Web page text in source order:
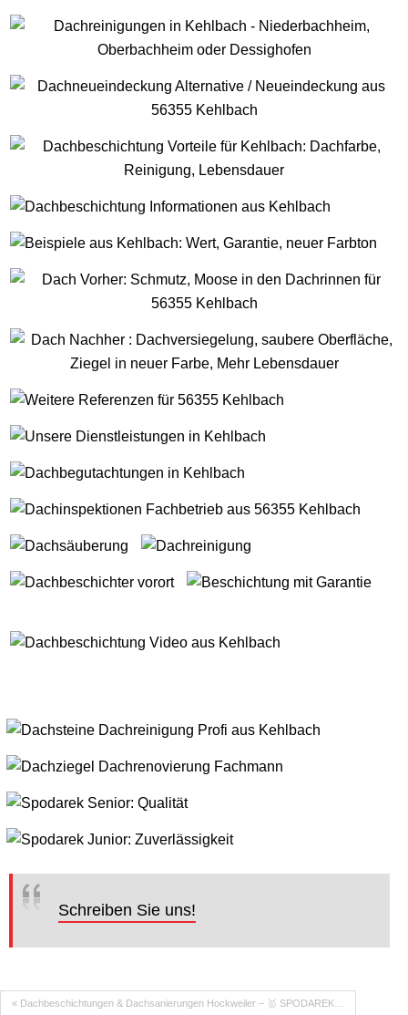
Schreiben Sie uns!
« Dachbeschichtungen & Dachsanierungen Hockweiler – 🥇 SPODAREK…